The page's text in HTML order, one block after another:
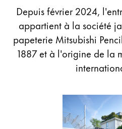
Étuis
Carnets
Cadeaux
Coffrets cadeaux
LAMY pico Lx
Depuis février 2024,
appartient à la société
papeterie Mitsubishi
1887 et à l'origine de la